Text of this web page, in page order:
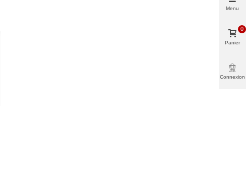
Menu
Panier
0
Connexion